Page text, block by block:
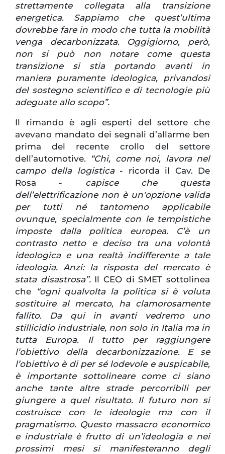
strettamente collegata alla transizione
energetica. Sappiamo che quest’ultima
dovrebbe fare in modo che tutta la mobilità
venga decarbonizzata. Oggigiorno, però,
non si può non notare come questa
transizione si stia portando avanti in
maniera puramente ideologica, privandosi
del sostegno scientifico e di tecnologie più
adeguate allo scopo”.
Il rimando è agli esperti del settore che
avevano mandato dei segnali d’allarme ben
prima del recente crollo del settore
dell’automotive.
“Chi, come noi, lavora nel
campo della logistica- ricorda il Cav. De
Rosa - capisce che questa
dell’elettrificazione non è un'opzione valida
per tutti né tantomeno applicabile
ovunque, specialmente con le tempistiche
imposte dalla politica europea. C’è un
contrasto netto e deciso tra una volontà
ideologica e una realtà indifferente a tale
ideologia. Anzi: la risposta del mercato è
stata disastrosa”.Il CEO di SMET sottolinea
che
“ogni qualvolta la politica si è voluta
sostituire al mercato, ha clamorosamente
fallito. Da qui in avanti vedremo uno
stillicidio industriale, non solo in Italia ma in
tutta Europa. Il tutto per raggiungere
l’obiettivo della decarbonizzazione. E se
l’obiettivo è di per sé lodevole e auspicabile,
è importante sottolineare come ci siano
anche tante altre strade percorribili per
giungere a quel risultato. Il futuro non si
costruisce con le ideologie ma con il
pragmatismo. Questo massacro economico
e industriale è frutto di un’ideologia e nei
prossimi mesi si manifesteranno degli